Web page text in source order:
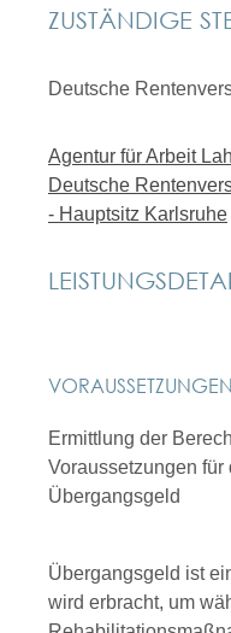
ZUSTÄNDIGE
Deutsche
Agentur für Arbeit
Deutsche
- Hauptsitz Karlsruhe
VORAUSSETZUNGEN
Ermittlung der
Voraussetzungen für
Übergangsgeld
Übergangsgeld ist
wird erbracht, um